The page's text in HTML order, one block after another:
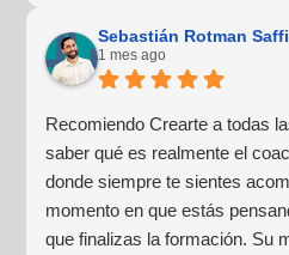
Sebastián Rotman
1 mes ago
Recomiendo Crearte a todas
saber qué es realmente el
donde siempre te sientes
momento en que estás
que finalizas la formación. Su